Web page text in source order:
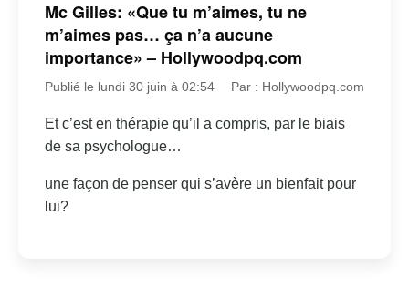
Mc Gilles: «Que tu m’aimes, tu ne
m’aimes pas… ça n’a aucune
importance» – Hollywoodpq.com
Publié le lundi 30 juin à 02:54 Par : Hollywoodpq.com
Et c’est en thérapie qu’il a compris, par le biais
de sa psychologue…
une façon de penser qui s’avère un bienfait pour
lui?